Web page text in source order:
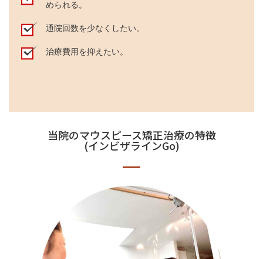
められる。
通院回数を少なくしたい。
治療費用を抑えたい。
当院のマウスピース矯正治療の特徴
(インビザラインGo)